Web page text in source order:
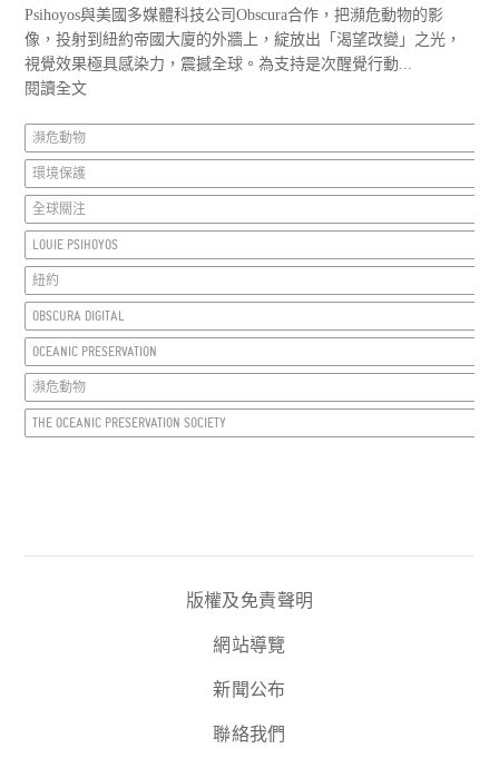
Psihoyos與美國多媒體科技公司Obscura合作，把瀕危動物的影
像，投射到紐約帝國大廈的外牆上，綻放出「渴望改變」之光，
視覺效果極具感染力，震撼全球。為支持是次醒覺行動...
閱讀全文
瀕危動物
環境保護
全球關注
LOUIE PSIHOYOS
紐約
OBSCURA DIGITAL
OCEANIC PRESERVATION
瀕危動物
THE OCEANIC PRESERVATION SOCIETY
版權及免責聲明
網站導覽
新聞公布
聯絡我們